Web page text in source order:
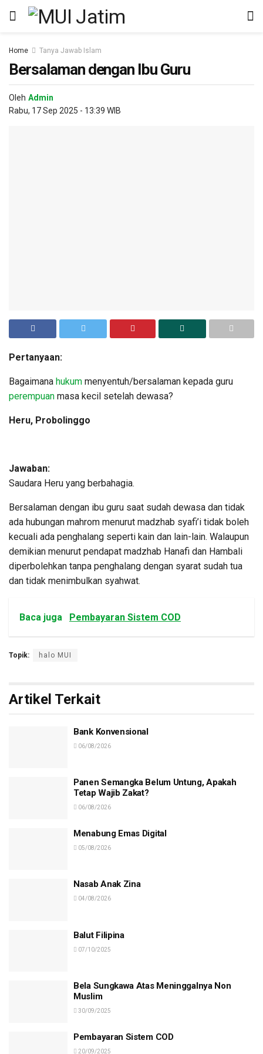
Home Tanya Jawab Islam
Bersalaman dengan Ibu Guru
Oleh Admin
Rabu, 17 Sep 2025 - 13:39 WIB
Pertanyaan:
Bagaimana hukum menyentuh/bersalaman kepada guru
perempuan masa kecil setelah dewasa?
Heru, Probolinggo
Jawaban:
Saudara Heru yang berbahagia.
Bersalaman dengan ibu guru saat sudah dewasa dan tidak
ada hubungan mahrom menurut madzhab syafi’i tidak boleh
kecuali ada penghalang seperti kain dan lain-lain. Walaupun
demikian menurut pendapat madzhab Hanafi dan Hambali
diperbolehkan tanpa penghalang dengan syarat sudah tua
dan tidak menimbulkan syahwat.
Baca juga Pembayaran Sistem COD
Topik: halo MUI
Artikel Terkait
Bank Konvensional
06/08/2026
Panen Semangka Belum Untung, Apakah
Tetap Wajib Zakat?
06/08/2026
Menabung Emas Digital
05/08/2026
Nasab Anak Zina
04/08/2026
Balut Filipina
07/10/2025
Bela Sungkawa Atas Meninggalnya Non
Muslim
30/09/2025
Pembayaran Sistem COD
20/09/2025